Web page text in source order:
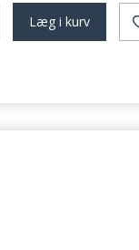
Læg i kurv